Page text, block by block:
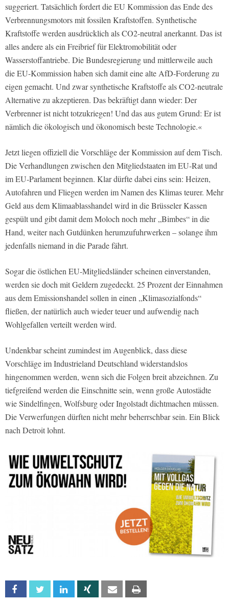
suggeriert. Tatsächlich fordert die EU Kommission das Ende des
Verbrennungsmotors mit fossilen Kraftstoffen. Synthetische
Kraftstoffe werden ausdrücklich als CO2-neutral anerkannt. Das ist
alles andere als ein Freibrief für Elektromobilität oder
Wasserstoffantriebe. Die Bundesregierung und mittlerweile auch
die EU-Kommission haben sich damit eine alte AfD-Forderung zu
eigen gemacht. Und zwar synthetische Kraftstoffe als CO2-neutrale
Alternative zu akzeptieren. Das bekräftigt dann wieder: Der
Verbrenner ist nicht totzukriegen! Und das aus gutem Grund: Er ist
nämlich die ökologisch und ökonomisch beste Technologie.«
Jetzt liegen offiziell die Vorschläge der Kommission auf dem Tisch.
Die Verhandlungen zwischen den Mitgliedstaaten im EU-Rat und
im EU-Parlament beginnen. Klar dürfte dabei eins sein: Heizen,
Autofahren und Fliegen werden im Namen des Klimas teurer. Mehr
Geld aus dem Klimaablasshandel wird in die Brüsseler Kassen
gespült und gibt damit dem Moloch noch mehr „Bimbes“ in die
Hand, weiter nach Gutdünken herumzufuhrwerken – solange ihm
jedenfalls niemand in die Parade fährt.
Sogar die östlichen EU-Mitgliedsländer scheinen einverstanden,
werden sie doch mit Geldern zugedeckt. 25 Prozent der Einnahmen
aus dem Emissionshandel sollen in einen „Klimasozialfonds“
fließen, der natürlich auch wieder teuer und aufwendig nach
Wohlgefallen verteilt werden wird.
Undenkbar scheint zumindest im Augenblick, dass diese
Vorschläge im Industrieland Deutschland widerstandslos
hingenommen werden, wenn sich die Folgen breit abzeichnen. Zu
tiefgreifend werden die Einschnitte sein, wenn große Autostädte
wie Sindelfingen, Wolfsburg oder Ingolstadt dichtmachen müssen.
Die Verwerfungen dürften nicht mehr beherrschbar sein. Ein Blick
nach Detroit lohnt.
Facebook Twitter Linkedin Xing Email